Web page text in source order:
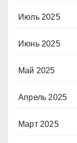
Июль 2025
Июнь 2025
Май 2025
Апрель 2025
Март 2025